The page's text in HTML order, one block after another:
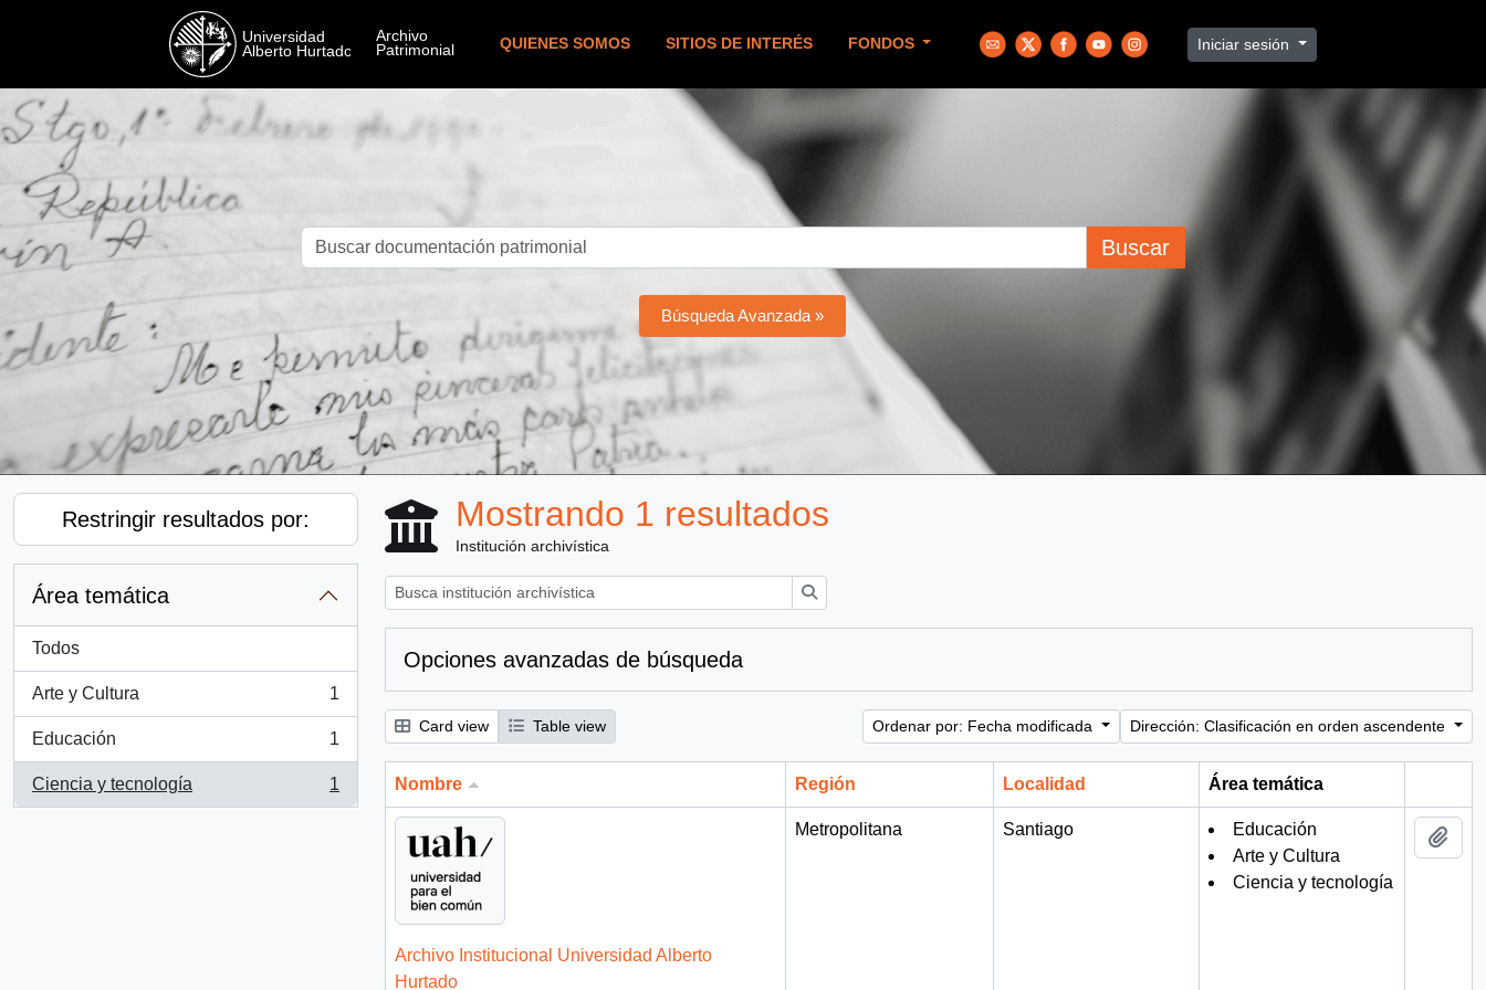
QUIENES SOMOS SITIOS DE INTERÉS FONDOS Iniciar sesión
Buscar
Búsqueda Avanzada »
Restringir resultados por:
Área temática
Todos
Arte y Cultura
, 1 resultados
1
Educación
, 1 resultados
1
Ciencia y tecnología
, 1 resultados
1
Mostrando 1 resultados
Institución archivística
Opciones avanzadas de búsqueda
Card view Table view Ordenar por: Fecha modificada Dirección: Clasificación en orden ascendente
Nombre Región Localidad
Área temática
Archivo Institucional Universidad Alberto
Hurtado
Metropolitana Santiago
Educación
Arte y Cultura
Ciencia y tecnología